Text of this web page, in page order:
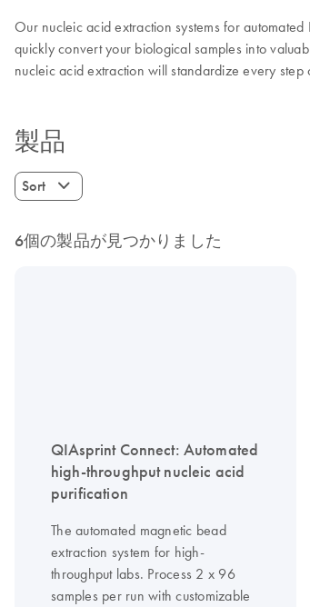
Our nucleic acid extraction systems for
quickly convert your biological samples into
nucleic acid extraction will standardize every
製品
Sort
6個の製品が見つかりました
QIAsprint Connect: Automated
high-throughput nucleic acid
purification
The automated magnetic bead
extraction system for high-
throughput labs. Process 2 x 96
samples per run with customizable